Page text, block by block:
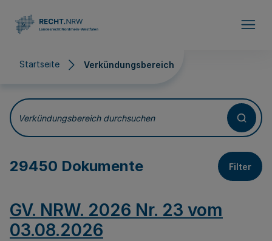
Startseite Verkündungsbereich
Verkündungsbereich
Verkündungsbereich durchsuchen
29450 Dokumente Filter
GV. NRW. 2026 Nr. 23 vom
03.08.2026